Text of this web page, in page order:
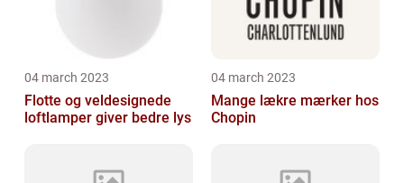
04 march 2023
Flotte og veldesignede
loftlamper giver bedre lys
04 march 2023
Mange lækre mærker hos
Chopin